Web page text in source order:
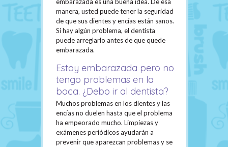
embarazada es una buena idea. De esa
manera, usted puede tener la seguridad
de que sus dientes y encías están sanos.
Si hay algún problema, el dentista
puede arreglarlo antes de que quede
embarazada.
Estoy embarazada pero no
tengo problemas en la
boca. ¿Debo ir al dentista?
Muchos problemas en los dientes y las
encías no duelen hasta que el problema
ha empeorado mucho. Limpiezas y
exámenes periódicos ayudarán a
prevenir que aparezcan problemas y se